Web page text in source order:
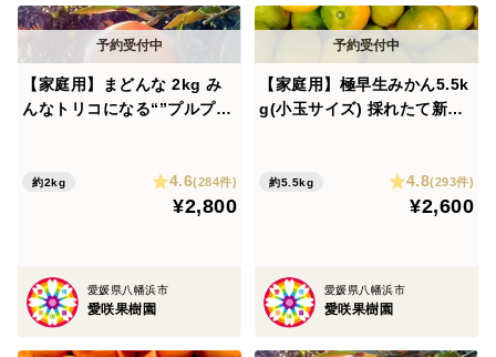
【家庭用】まどんな 2kg み
んなトリコになる“”プルプ
約2kg 4.6(284件)
¥2,800
愛媛県八幡浜市
愛咲果樹園
【家庭用】極早生みかん5.5k
g(小玉サイズ) 採れたて新
約5.5kg 4.8(293件)
¥2,600
愛媛県八幡浜市
愛咲果樹園